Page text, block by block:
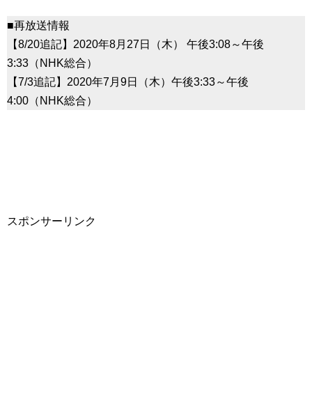
■再放送情報
【8/20追記】2020年8月27日（木） 午後3:08～午後
3:33（NHK総合）
【7/3追記】2020年7月9日（木）午後3:33～午後
4:00（NHK総合）
スポンサーリンク